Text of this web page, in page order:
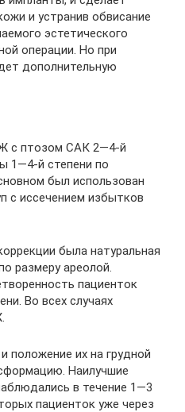
и устранив обвисание
эстетического
операции. Но при
дополнительную
с птозом САК 2—4-й
1—4-й степени по
был использован
с иссечением избытков
была натуральная
размеру ареолой.
пациенток
Во всех случаях
их на грудной
Наилучшие
в течение 1—3
пациенток уже через